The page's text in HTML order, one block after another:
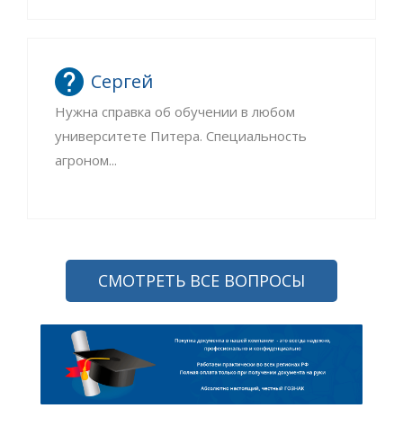
Сергей
Нужна справка об обучении в любом
университете Питера. Специальность
агроном...
СМОТРЕТЬ ВСЕ ВОПРОСЫ